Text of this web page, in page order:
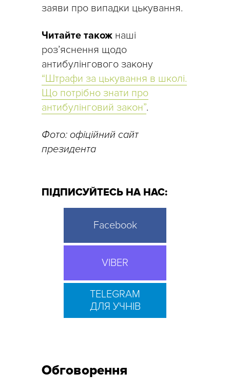
заяви про випадки цькування.
Читайте також наші
роз’яснення щодо
антибулінгового закону
“Штрафи за цькування в школі.
Що потрібно знати про
антибулінговий закон”.
Фото: офіційний сайт
президента
ПІДПИСУЙТЕСЬ НА НАС:
Facebook
VIBER
TELEGRAM
ДЛЯ УЧНІВ
Обговорення